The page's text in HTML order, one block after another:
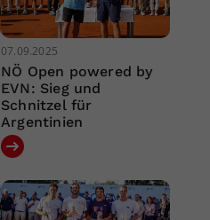
07.09.2025
NÖ Open powered by
EVN: Sieg und
Schnitzel für
Argentinien